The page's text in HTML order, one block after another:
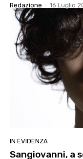
Redazione - 16 Luglio
IN EVIDENZA
Sangiovanni, a